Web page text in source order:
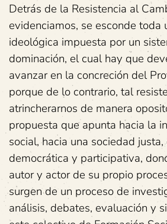
Detrás de la Resistencia al
evidenciamos, se esconde toda
ideológica impuesta por un
dominación, el cual hay que
avanzar en la concreción del
porque de lo contrario, tal
atrincherarnos de manera
propuesta que apunta hacia la
social, hacia una sociedad
democrática y participativa,
autor y actor de su propio
surgen de un proceso de
análisis, debates, evaluación y